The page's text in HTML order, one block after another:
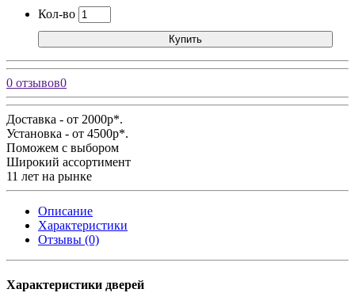
Кол-во
Купить
0 отзывов0
Доставка - от 2000р*.
Установка - от 4500р*.
Поможем с выбором
Широкий ассортимент
11 лет на рынке
Описание
Характеристики
Отзывы (0)
Характеристики дверей